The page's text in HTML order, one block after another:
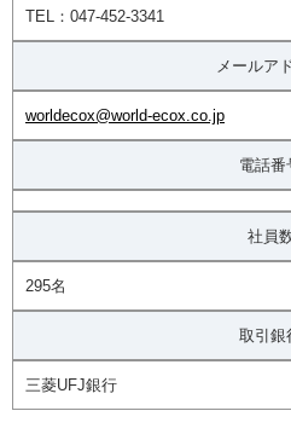
TEL：047-452-3341
メールア
worldecox@world-ecox.co.jp
電話番
社員
295名
取引銀
三菱UFJ銀行